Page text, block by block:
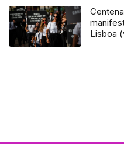
Lisboa